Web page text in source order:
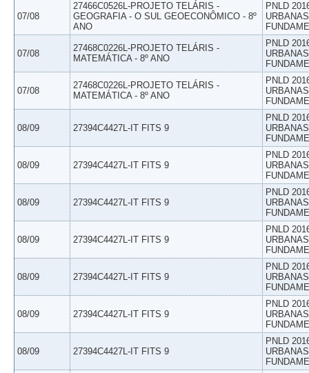
07/08
27466C0526L-PROJETO TELÁRIS -
GEOGRAFIA - O SUL GEOECONÔMICO - 8º
ANO
PNLD
07/08
27468C0226L-PROJETO TELÁRIS -
MATEMÁTICA - 8º ANO
PNLD
07/08
27468C0226L-PROJETO TELÁRIS -
MATEMÁTICA - 8º ANO
PNLD
08/09 27394C4427L-IT FITS 9
PNLD
08/09 27394C4427L-IT FITS 9
PNLD
08/09 27394C4427L-IT FITS 9
PNLD
08/09 27394C4427L-IT FITS 9
PNLD
08/09 27394C4427L-IT FITS 9
PNLD
08/09 27394C4427L-IT FITS 9
PNLD
08/09 27394C4427L-IT FITS 9
PNLD